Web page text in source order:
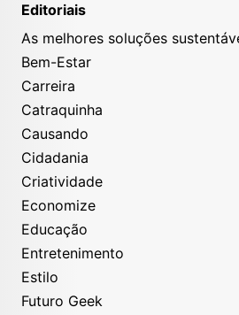
Editoriais
As melhores soluções
Bem-Estar
Carreira
Catraquinha
Causando
Cidadania
Criatividade
Economize
Educação
Entretenimento
Estilo
Futuro Geek